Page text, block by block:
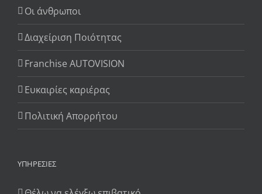
Οι άνθρωποι
Διαχείριση Ποιότητας
Franchise AUTOVISION
Ευκαιρίες καριέρας
Πολιτική Απορρήτου
ΥΠΗΡΕΣΊΕΣ